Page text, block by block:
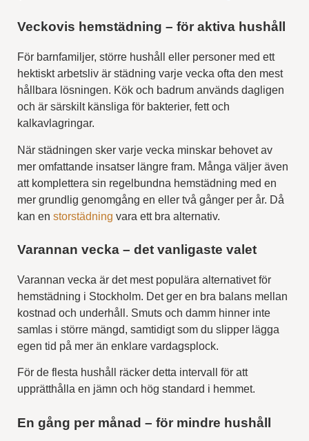
Veckovis hemstädning – för aktiva hushåll
För barnfamiljer, större hushåll eller personer med ett
hektiskt arbetsliv är städning varje vecka ofta den mest
hållbara lösningen. Kök och badrum används dagligen
och är särskilt känsliga för bakterier, fett och
kalkavlagringar.
När städningen sker varje vecka minskar behovet av
mer omfattande insatser längre fram. Många väljer även
att komplettera sin regelbundna hemstädning med en
mer grundlig genomgång en eller två gånger per år. Då
kan en storstädning vara ett bra alternativ.
Varannan vecka – det vanligaste valet
Varannan vecka är det mest populära alternativet för
hemstädning i Stockholm. Det ger en bra balans mellan
kostnad och underhåll. Smuts och damm hinner inte
samlas i större mängd, samtidigt som du slipper lägga
egen tid på mer än enklare vardagsplock.
För de flesta hushåll räcker detta intervall för att
upprätthålla en jämn och hög standard i hemmet.
En gång per månad – för mindre hushåll